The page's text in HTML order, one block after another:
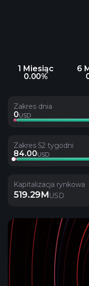
1 Miesiąc
0.00%
6
Zakres dnia
0USD
Zakres 52 tygodni
84.00USD
Kapitalizacja rynkowa
519.29MUSD